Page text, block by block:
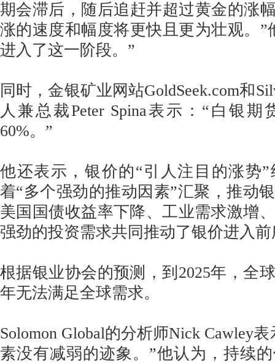
期会滞后，随后追赶并超过黄金的涨
涨的速度和幅度将更快且更为壮观。”
进入了这一阶段。”
同时，金银矿业网站GoldSeek.com和
人兼总裁Peter Spina表示：“白银
60%。”
他还表示，银价的“引人注目的涨势
着“多个强劲的推动因素”汇聚，推动
美国国债收益率下降、工业需求激增
强劲的投资需求共同推动了银价进入
根据银业协会的预测，到2025年，全
年无法满足全球需求。
Solomon Global的分析师Nick Cawley
素没有减弱的迹象。”他认为，持续